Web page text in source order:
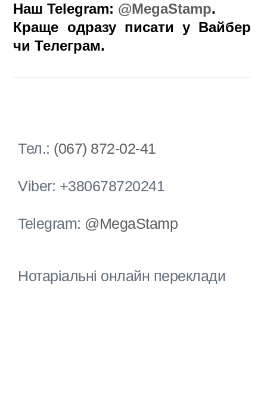
Наш Telegram: @MegaStamp.
Краще одразу писати у Вайбер
чи Телеграм.
Тел.: (067) 872-02-41
Viber: +380678720241
Telegram: @MegaStamp
Нотаріальні онлайн переклади